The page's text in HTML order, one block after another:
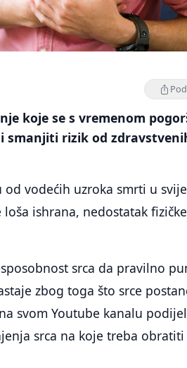
koje se s vremenom
smanjiti rizik od
vodećih uzroka smrti u
ishrana, nedostatak fizičke
srca da pravilno
zbog toga što srce
svom Youtube kanalu
srca na koje treba obratiti